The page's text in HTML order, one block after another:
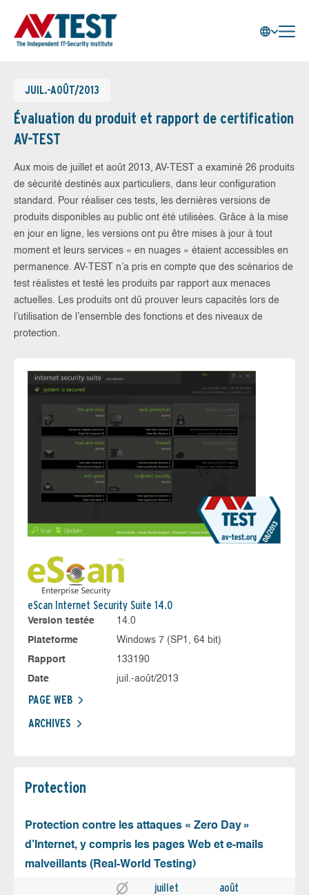
JUIL.-AOÛT/2013
Évaluation du produit et rapport de certification
AV-TEST
Aux mois de juillet et août 2013, AV-TEST a examiné 26 produits
de sécurité destinés aux particuliers, dans leur configuration
standard. Pour réaliser ces tests, les dernières versions de
produits disponibles au public ont été utilisées. Grâce à la mise
en jour en ligne, les versions ont pu être mises à jour à tout
moment et leurs services « en nuages » étaient accessibles en
permanence. AV-TEST n’a pris en compte que des scénarios de
test réalistes et testé les produits par rapport aux menaces
actuelles. Les produits ont dû prouver leurs capacités lors de
l’utilisation de l’ensemble des fonctions et des niveaux de
protection.
eScan Internet Security Suite 14.0
Version testée
14.0
Plateforme
Windows 7 (SP1, 64 bit)
Rapport
133190
Date
juil.-août/2013
PAGE WEB
ARCHIVES
Protection
Protection contre les attaques « Zero Day »
d’Internet, y compris les pages Web et e-mails
malveillants (Real-World Testing)
juillet août